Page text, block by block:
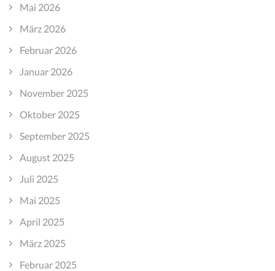
Mai 2026
März 2026
Februar 2026
Januar 2026
November 2025
Oktober 2025
September 2025
August 2025
Juli 2025
Mai 2025
April 2025
März 2025
Februar 2025